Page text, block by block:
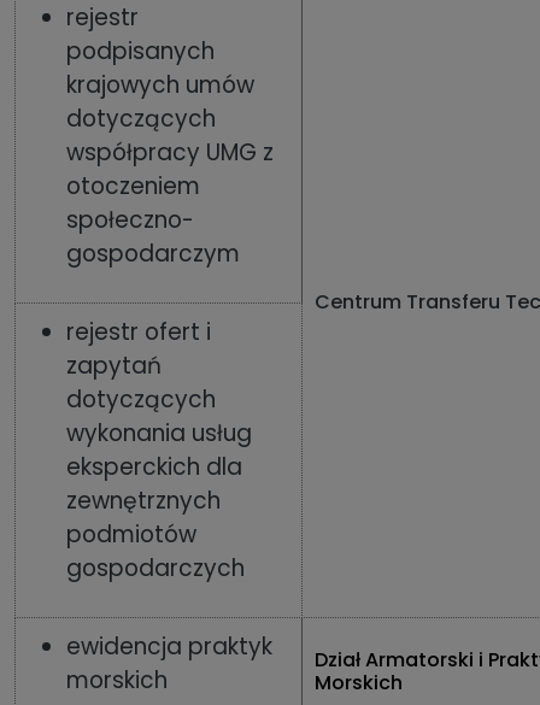
rejestr
podpisanych
krajowych umów
dotyczących
współpracy UMG z
otoczeniem
społeczno-
gospodarczym
Centrum Transferu
rejestr ofert i
zapytań
dotyczących
wykonania usług
eksperckich dla
zewnętrznych
podmiotów
gospodarczych
ewidencja praktyk
morskich
Dział Armatorski i
Morskich